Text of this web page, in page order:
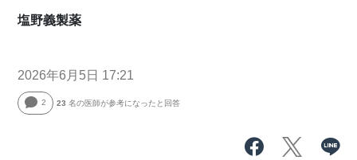
塩野義製薬
2026年6月5日 17:21
2 23 名の医師が参考になったと回答